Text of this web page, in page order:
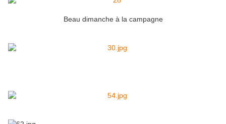
Beau dimanche à la campagne